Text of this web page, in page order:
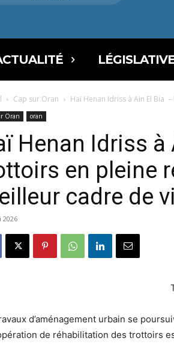
Cap sur Oran Haï Henan Idriss à Ain El Bia
Oran oran
Henan Idriss
en pleine
cadre de
2026
d’aménagement urbain se
de réhabilitation des trottoirs